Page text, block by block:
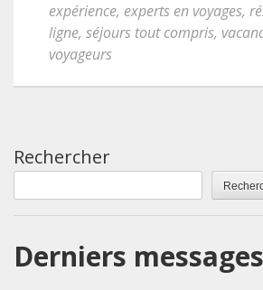
expérience, experts en voyages,
ligne, séjours tout compris,
voyageurs
Rechercher
Derniers messages